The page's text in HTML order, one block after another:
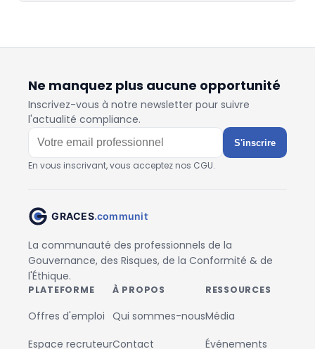
Ne manquez plus aucune opportunité
Inscrivez-vous à notre newsletter pour suivre
l'actualité compliance.
S'inscrire
En vous inscrivant, vous acceptez nos CGU.
La communauté des professionnels de la
Gouvernance, des Risques, de la Conformité & de
l'Éthique.
PLATEFORME
Offres d'emploi
Espace recruteur
À PROPOS
Qui sommes-nous
Contact
RESSOURCES
Média
Événements